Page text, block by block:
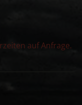
auf Anfrage.